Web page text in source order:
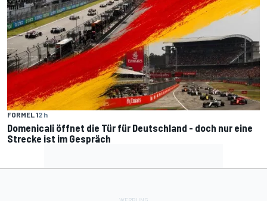
FORMEL 12 h
Domenicali öffnet die Tür für Deutschland - doch nur eine
Strecke ist im Gespräch